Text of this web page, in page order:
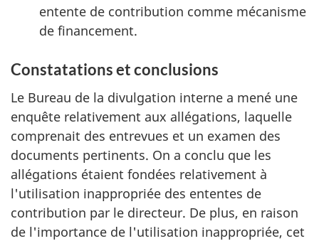
entente de contribution comme mécanisme
de financement.
Constatations et conclusions
Le Bureau de la divulgation interne a mené une
enquête relativement aux allégations, laquelle
comprenait des entrevues et un examen des
documents pertinents. On a conclu que les
allégations étaient fondées relativement à
l'utilisation inappropriée des ententes de
contribution par le directeur. De plus, en raison
de l'importance de l'utilisation inappropriée, cet